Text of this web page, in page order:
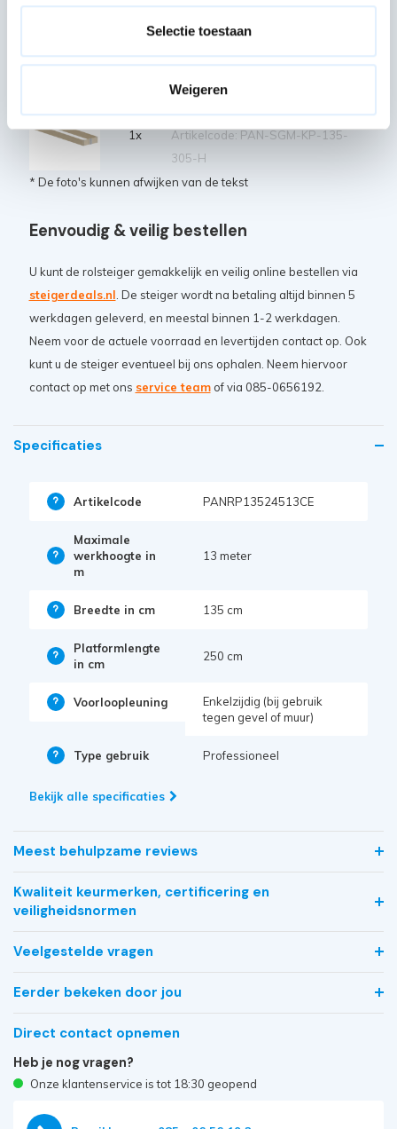
Selectie toestaan
Weigeren
Artikelcode: PAN-SGM-HS-250
2x
Stabilisator universeel (vanaf
6,2 m platformhoogte)
Artikelcode: PAN-SGM-TSTAB-62M
1x
Kantplankset dubbel 305 hout
Artikelcode: PAN-SGM-KP-135-
305-H
* De foto's kunnen afwijken van de tekst
Eenvoudig & veilig bestellen
U kunt de rolsteiger gemakkelijk en veilig online bestellen via
steigerdeals.nl . De steiger wordt na betaling altijd binnen 5
werkdagen geleverd, en meestal binnen 1-2 werkdagen.
Neem voor de actuele voorraad en levertijden contact op. Ook
kunt u de steiger eventueel bij ons ophalen. Neem hiervoor
contact op met ons service teamof via 085-0656192.
Specificaties
Artikelcode PANRP13524513CE
Maximale
werkhoogte in
m
13 meter
Breedte in cm 135 cm
Platformlengte
in cm
250 cm
Voorloopleuning
Enkelzijdig (bij gebruik
tegen gevel of muur)
Type gebruik Professioneel
Bekijk alle specificaties
Meest behulpzame reviews
Kwaliteit keurmerken, certificering en
veiligheidsnormen
Veelgestelde vragen
Eerder bekeken door jou
Direct contact opnemen
Heb je nog vragen?
Onze klantenservice is tot 18:30 geopend